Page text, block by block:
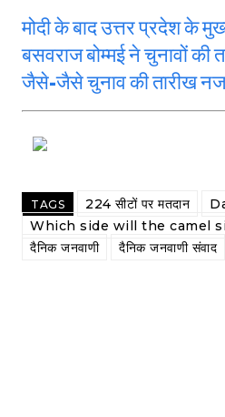
मोदी के बाद उत्तर प्रदेश के
बसवराज बोम्मई ने चुनावों की
जैसे-जैसे चुनाव की तारीख
TAGS 224 सीटों पर मतदान
Which side will the camel
दैनिक जनवाणी
दैनिक जनवाणी संवाद